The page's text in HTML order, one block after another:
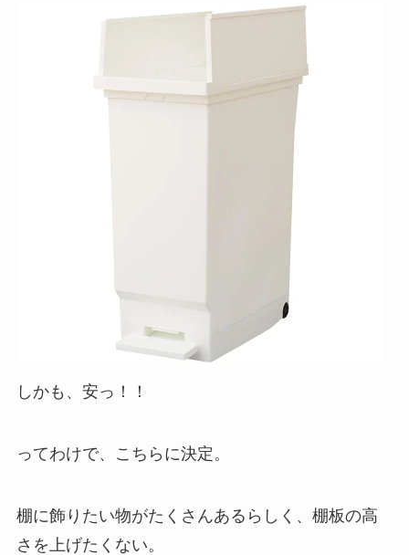
しかも、安っ！！
ってわけで、こちらに決定。
棚に飾りたい物がたくさんあるらしく、棚板の高
さを上げたくない。